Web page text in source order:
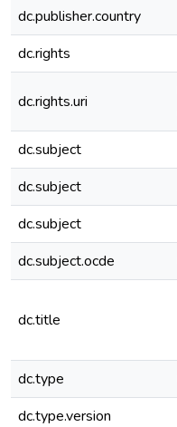
dc.publisher.country
dc.rights
dc.rights.uri
dc.subject
dc.subject
dc.subject
dc.subject.ocde
dc.title
dc.type
dc.type.version